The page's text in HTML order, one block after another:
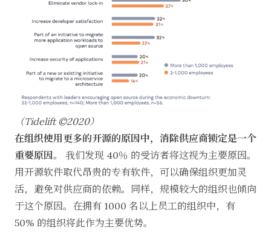
（Tidelift ©2020）
在组织使用更多的开源的原因中，消除供应商锁定是一个
重要原因。
我们发现 40％ 的受访者将这视为主要原因。
用开源软件取代昂贵的专有软件，可以确保组织更加灵
活，避免对供应商的依赖。同样，规模较大的组织也倾向
于这个原因。在拥有 1000 名以上员工的组织中，有
50% 的组织将此作为主要优势。